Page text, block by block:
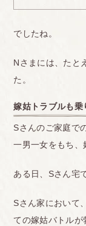
でしたね。
Nさまには、たと
た。
嫁姑トラブルも乗
Sさんのご家庭で
一男一女をもち、
ある日、Sさん宅
Sさん家において
ての嫁姑バトルが